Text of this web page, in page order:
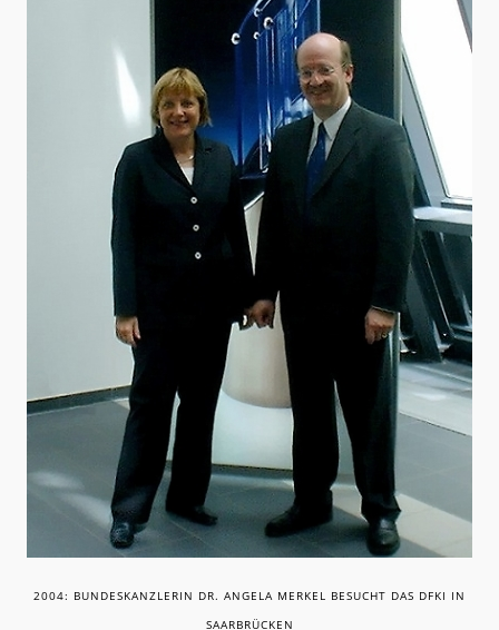
2004: BUNDESKANZLERIN DR. ANGELA MERKEL BESUCHT DAS DFKI IN
SAARBRÜCKEN